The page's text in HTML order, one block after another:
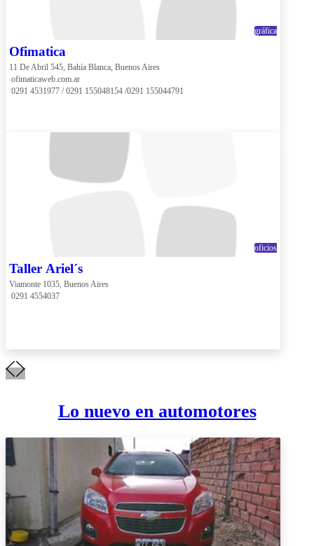
gráfica
Ofimatica
11 De Abril 545, Bahía Blanca, Buenos Aires
ofimaticaweb.com.ar
0291 4531977 / 0291 155048154 /0291 155044791
oficios
Taller Ariel´s
Viamonte 1035, Buenos Aires
0291 4554037
Lo nuevo en automotores